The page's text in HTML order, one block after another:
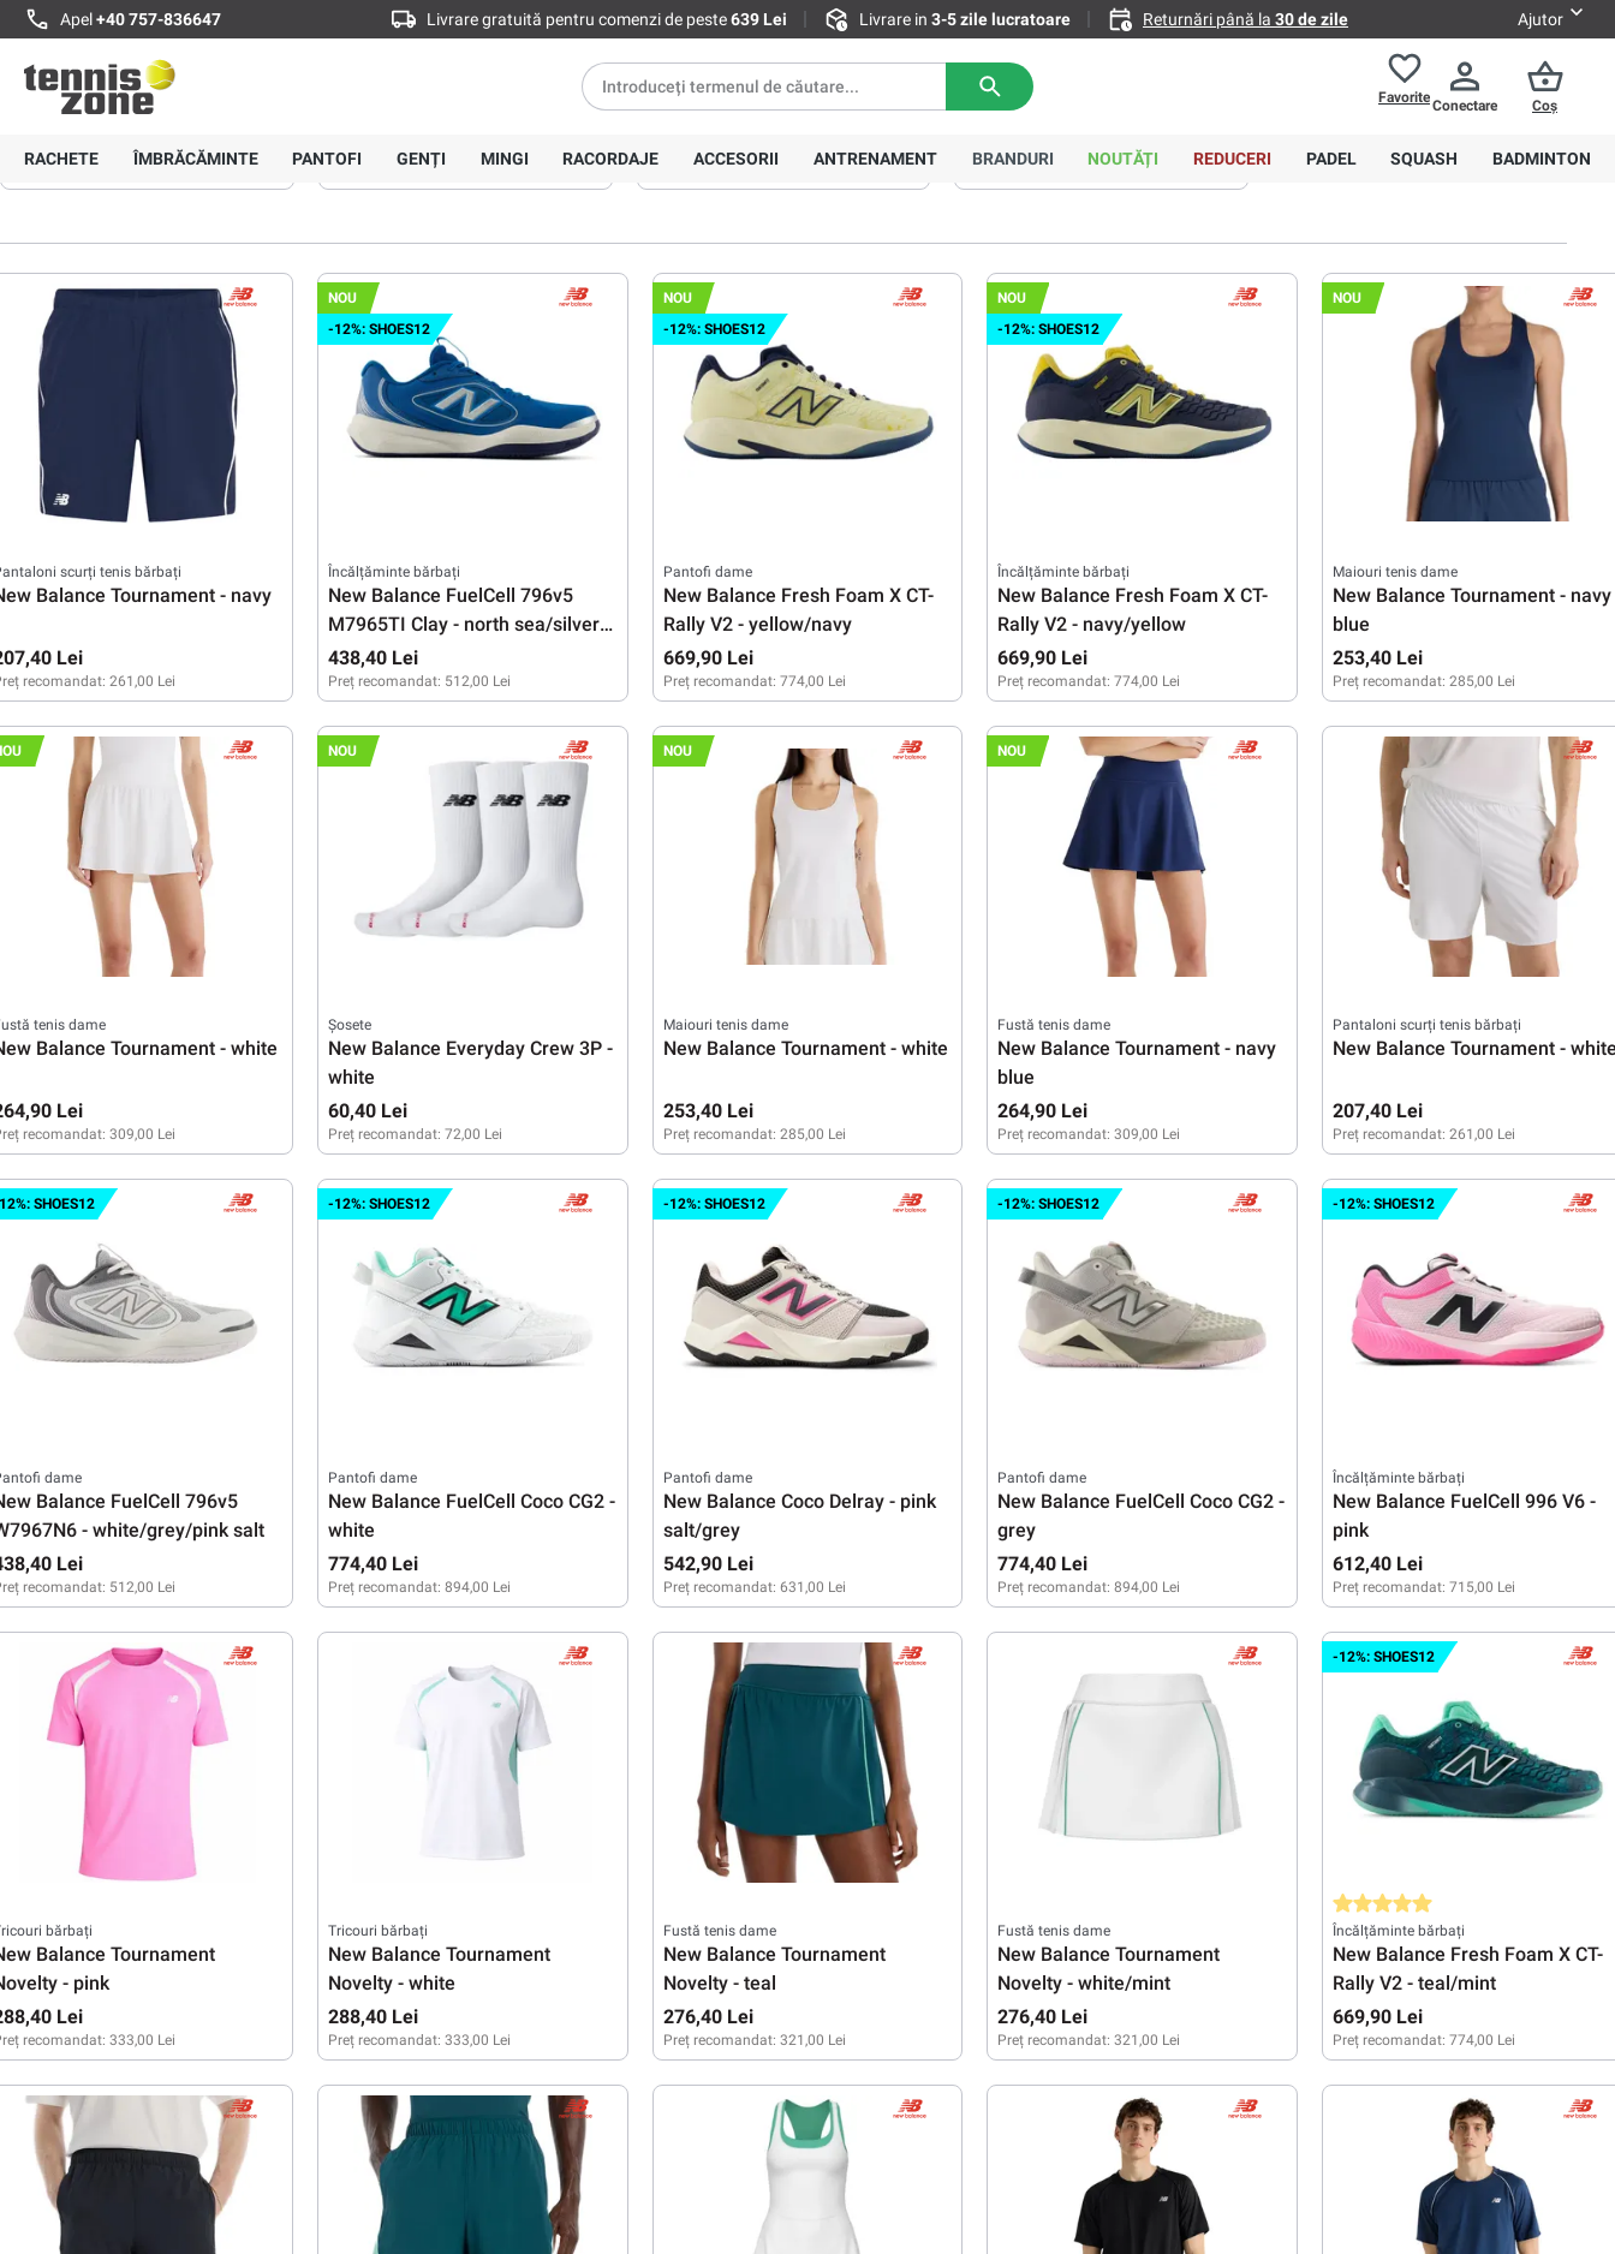
Apel+40 757-836647 Livrare gratuită pentru comenzi de peste639 Lei Livrare in 3-5 zile lucratoare Returnări până la 30 de zile Ajutor
FavoriteConectare Coș
RACHETE ÎMBRĂCĂMINTE PANTOFI GENȚI MINGI RACORDAJE ACCESORII ANTRENAMENT BRANDURI NOUTĂȚI REDUCERI PADEL SQUASH BADMINTON
Pagină principală Branduri New Balance
New Balance
Tipul produsului Avansat Sortare
scurți tenis bărbați
Balance Tournament - navy
Lei
recomandat: 261,00 Lei
S M L XL XXL
NOU
-12%: SHOES12
Încălțăminte bărbați
New Balance FuelCell 796v5
M7965TI Clay - north sea/silver
metallic
438,40 Lei
Preț recomandat: 512,00 Lei
42 42,5
NOU
-12%: SHOES12
Pantofi dame
New Balance Fresh Foam X CT-
Rally V2 - yellow/navy
669,90 Lei
Preț recomandat: 774,00 Lei
38 39
NOU
-12%: SHOES12
Încălțăminte bărbați
New Balance Fresh Foam X CT-
Rally V2 - navy/yellow
669,90 Lei
Preț recomandat: 774,00 Lei
42 42,5 43 44 44,5
NOU
Maiouri tenis dame
New Balance Tournament - navy
blue
253,40 Lei
Preț recomandat: 285,00 Lei
S M L
tenis dame
Balance Tournament - white
Lei
recomandat: 309,00 Lei
XS S M L
NOU
Șosete
New Balance Everyday Crew 3P -
white
60,40 Lei
Preț recomandat: 72,00 Lei
35-3839-42
NOU
Maiouri tenis dame
New Balance Tournament - white
253,40 Lei
Preț recomandat: 285,00 Lei
XS S M L
NOU
Fustă tenis dame
New Balance Tournament - navy
blue
264,90 Lei
Preț recomandat: 309,00 Lei
XS S M L
Pantaloni scurți tenis bărbați
New Balance Tournament -
207,40 Lei
Preț recomandat: 261,00 Lei
S M L XL
SHOES12
dame
Balance FuelCell 796v5
- white/grey/pink salt
Lei
recomandat: 512,00 Lei
40,5
-12%: SHOES12
Pantofi dame
New Balance FuelCell Coco CG2 -
white
774,40 Lei
Preț recomandat: 894,00 Lei
-12%: SHOES12
Pantofi dame
New Balance Coco Delray - pink
salt/grey
542,90 Lei
Preț recomandat: 631,00 Lei
38 39 40 40,5 41
-12%: SHOES12
Pantofi dame
New Balance FuelCell Coco CG2 -
grey
774,40 Lei
Preț recomandat: 894,00 Lei
41,5
-12%: SHOES12
Încălțăminte bărbați
New Balance FuelCell 996 V6 -
pink
612,40 Lei
Preț recomandat: 715,00 Lei
41,5 42 42,5 43 45,5
bărbați
Balance Tournament
- pink
Lei
recomandat: 333,00 Lei
M L XL XXL
Tricouri bărbați
New Balance Tournament
Novelty - white
288,40 Lei
Preț recomandat: 333,00 Lei
M L XL XXL
Fustă tenis dame
New Balance Tournament
Novelty - teal
276,40 Lei
Preț recomandat: 321,00 Lei
L
Fustă tenis dame
New Balance Tournament
Novelty - white/mint
276,40 Lei
Preț recomandat: 321,00 Lei
-12%: SHOES12
Evaluarea medie de 5 din 5 stele
Încălțăminte bărbați
New Balance Fresh Foam X CT-
Rally V2 - teal/mint
669,90 Lei
Preț recomandat: 774,00 Lei